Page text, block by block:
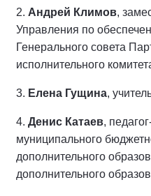
2. Андрей Климов,
Управления по
Генерального совета
исполнительного
3. Елена Гущина,
4. Денис Катаев,
муниципального
дополнительного
дополнительного